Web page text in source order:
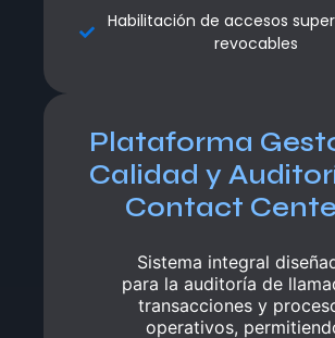
Habilitación de accesos
revocables
Plataforma
Calidad y
Contact
Sistema integral
para la auditoría de
transacciones y
operativos,
Habilitación de accesos
revocables
Plataforma
Calidad y
Contact
Sistema integral
para la auditoría de
transacciones y
operativos,